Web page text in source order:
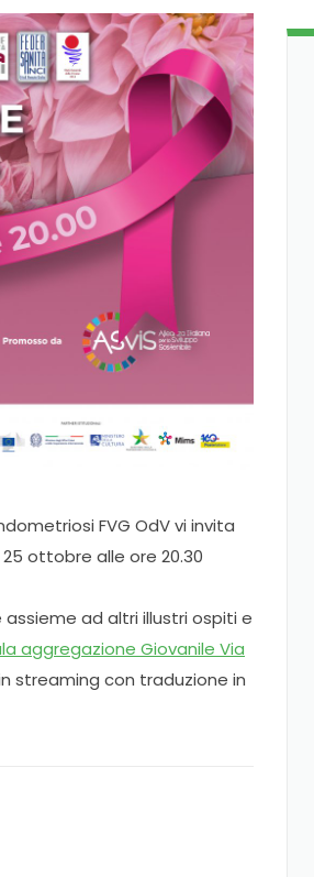
FVG OdV vi invita
ottobre alle ore 20.30
ad altri illustri ospiti e
aggregazione Giovanile Via
streaming con traduzione in